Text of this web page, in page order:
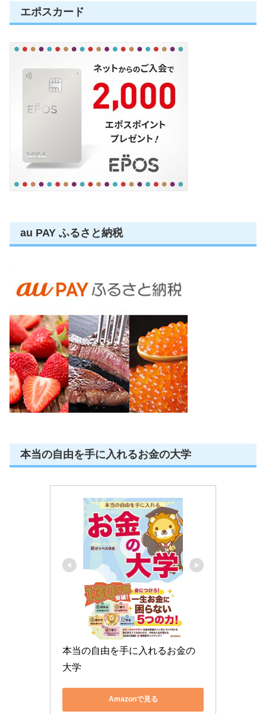
エポスカード
au PAY ふるさと納税
本当の自由を手に入れるお金の大学
本当の自由を手に入れるお金の
大学
Amazonで見る